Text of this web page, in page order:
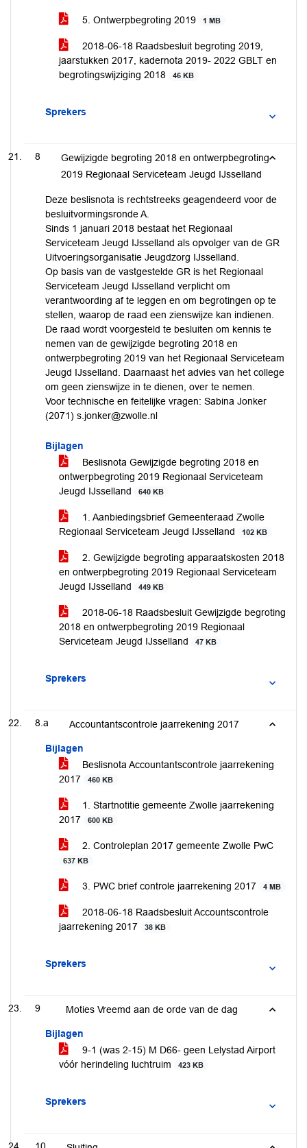
5. Ontwerpbegroting 2019 1 MB
2018-06-18 Raadsbesluit begroting 2019,
jaarstukken 2017, kadernota 2019- 2022 GBLT en
begrotingswijziging 2018
46 KB
Sprekers
8
Gewijzigde begroting 2018 en ontwerpbegroting
2019 Regionaal Serviceteam Jeugd IJsselland
Deze beslisnota is rechtstreeks geagendeerd voor de
besluitvormingsronde A.
Sinds 1 januari 2018 bestaat het Regionaal
Serviceteam Jeugd IJsselland als opvolger van de GR
Uitvoeringsorganisatie Jeugdzorg IJsselland.
Op basis van de vastgestelde GR is het Regionaal
Serviceteam Jeugd IJsselland verplicht om
verantwoording af te leggen en om begrotingen op te
stellen, waarop de raad een zienswijze kan indienen.
De raad wordt voorgesteld te besluiten om kennis te
nemen van de gewijzigde begroting 2018 en
ontwerpbegroting 2019 van het Regionaal Serviceteam
Jeugd IJsselland. Daarnaast het advies van het college
om geen zienswijze in te dienen, over te nemen.
Voor technische en feitelijke vragen: Sabina Jonker
(2071) s.jonker@zwolle.nl
Bijlagen
Beslisnota Gewijzigde begroting 2018 en
ontwerpbegroting 2019 Regionaal Serviceteam
Jeugd IJsselland
640 KB
1. Aanbiedingsbrief Gemeenteraad Zwolle
Regionaal Serviceteam Jeugd IJsselland
102 KB
2. Gewijzigde begroting apparaatskosten 2018
en ontwerpbegroting 2019 Regionaal Serviceteam
Jeugd IJsselland
449 KB
2018-06-18 Raadsbesluit Gewijzigde begroting
2018 en ontwerpbegroting 2019 Regionaal
Serviceteam Jeugd IJsselland
47 KB
Sprekers
8.a Accountantscontrole jaarrekening 2017
Bijlagen
Beslisnota Accountantscontrole jaarrekening
2017
460 KB
1. Startnotitie gemeente Zwolle jaarrekening
2017
600 KB
2. Controleplan 2017 gemeente Zwolle PwC
637 KB
3. PWC brief controle jaarrekening 2017 4 MB
2018-06-18 Raadsbesluit Accountscontrole
jaarrekening 2017
38 KB
Sprekers
9 Moties Vreemd aan de orde van de dag
Bijlagen
9-1 (was 2-15) M D66- geen Lelystad Airport
vóór herindeling luchtruim
423 KB
Sprekers